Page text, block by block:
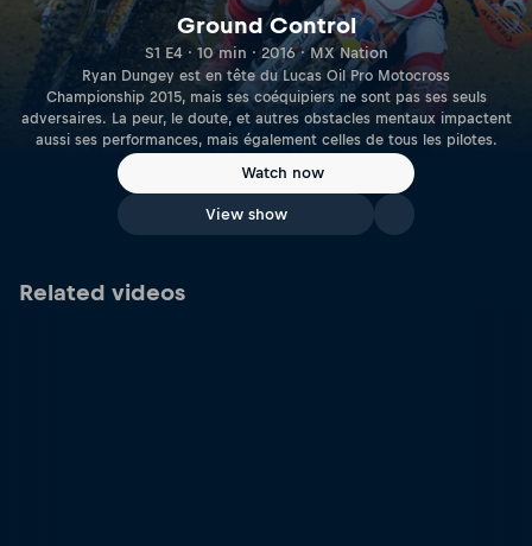
Ground Control
S1 E4 · 10 min · 2016 · MX Nation
Ryan Dungey est en tête du Lucas Oil Pro Motocross
Championship 2015, mais ses coéquipiers ne sont pas ses seuls
adversaires. La peur, le doute, et autres obstacles mentaux impactent
aussi ses performances, mais également celles de tous les pilotes.
Watch now
View show
Related videos